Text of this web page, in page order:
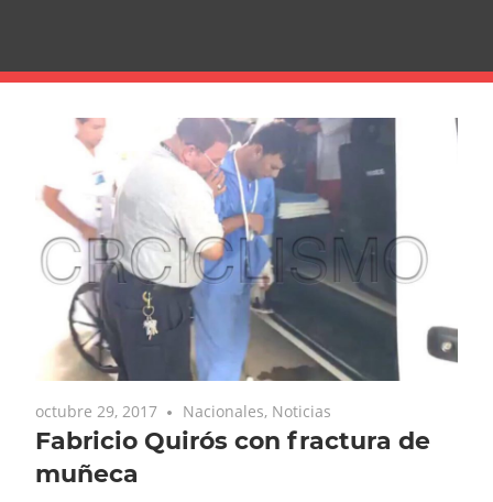
octubre 29, 2017 Nacionales, Noticias
Fabricio Quirós con fractura de
muñeca